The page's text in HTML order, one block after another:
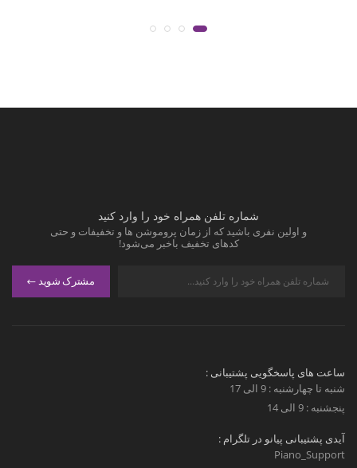
شماره تلفن همراه خود را وارد کنید
و اولین نفری باشید که از زمان پروموشن ها و تخفیفات و حتی
کدهای تخفیف باخبر می‌شود!
مشترک شوید
ساعت های پاسخگویی پشتیبانی :
شنبه تا چهارشنبه : 9 الی 17
پنجشنبه : 9 الی 14
آیدی پشتیبانی پیانو در تلگرام :
Piano_Support